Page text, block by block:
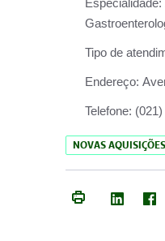
Especialidade:
Tipo de
Endereço:
Telefone:
NOVAS AQUISIÇÕES